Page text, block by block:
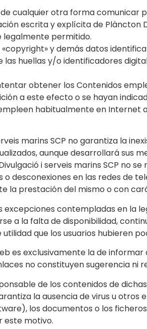
cualquier otra forma
escrita y explícita de Plàncton
legalmente permitido.
y demás datos
las huellas y/o identificadores
obtener los Contenidos
a este efecto o se hayan
habitualmente en
marins SCP no garantiza la
aunque desarrollará sus
i serveis marins SCP no
desconexiones en las redes de
la prestación del mismo o con
excepciones contempladas en la
a la falta de disponibilidad,
que los usuarios hubieren
es exclusivamente la de
no constituyen sugerencia ni
de los contenidos de
la ausencia de virus u
los documentos o los
este motivo.